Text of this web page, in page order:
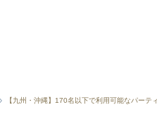
【九州・沖縄】170名以下で利用可能なパーテ